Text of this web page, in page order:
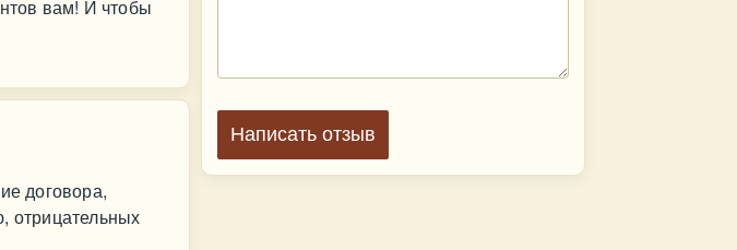
вам! И чтобы
договора,
отрицательных
Написать отзыв